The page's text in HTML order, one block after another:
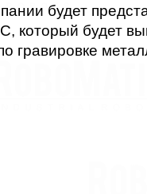
будет
который будет
гравировке